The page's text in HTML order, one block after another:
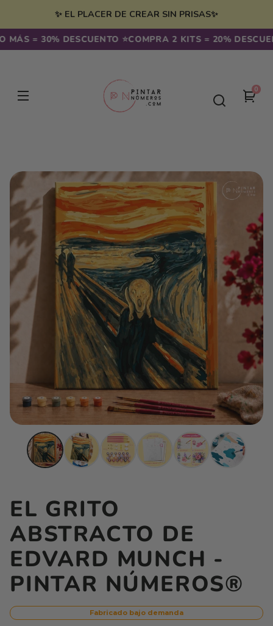
✨ EL PLACER DE CREAR SIN PRISAS✨
= 30% DESCUENTO ⭐️COMPRA 2 KITS = 20%
Tu
00
directamente
a la
información
del producto
EL GRITO
ABSTRACTO DE
EDVARD MUNCH -
PINTAR NÚMEROS®
Fabricado bajo demanda